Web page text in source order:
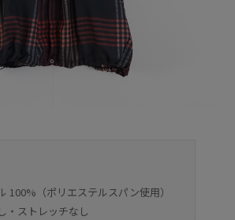
100%（ポリエステルスパン使用）
・ストレッチなし